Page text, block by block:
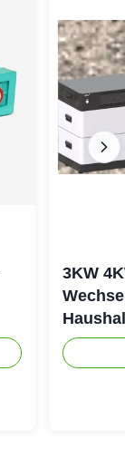
3KW